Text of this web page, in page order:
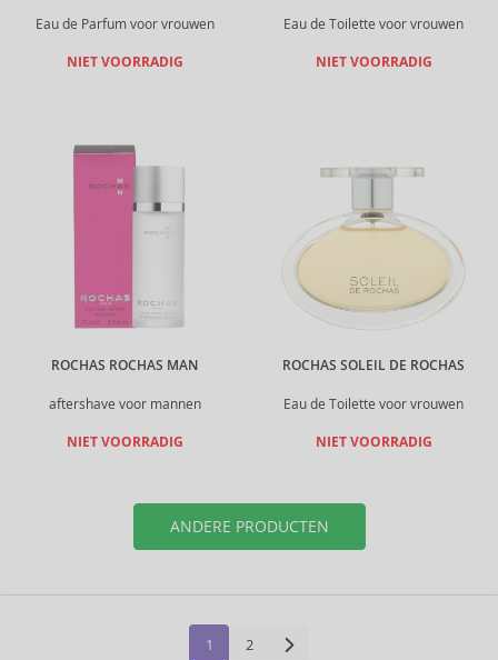
Eau de Parfum voor vrouwen
NIET VOORRADIG
Eau de Toilette voor vrouwen
NIET VOORRADIG
ROCHAS ROCHAS MAN
aftershave voor mannen
NIET VOORRADIG
ROCHAS SOLEIL DE ROCHAS
Eau de Toilette voor vrouwen
NIET VOORRADIG
ANDERE PRODUCTEN
1 2